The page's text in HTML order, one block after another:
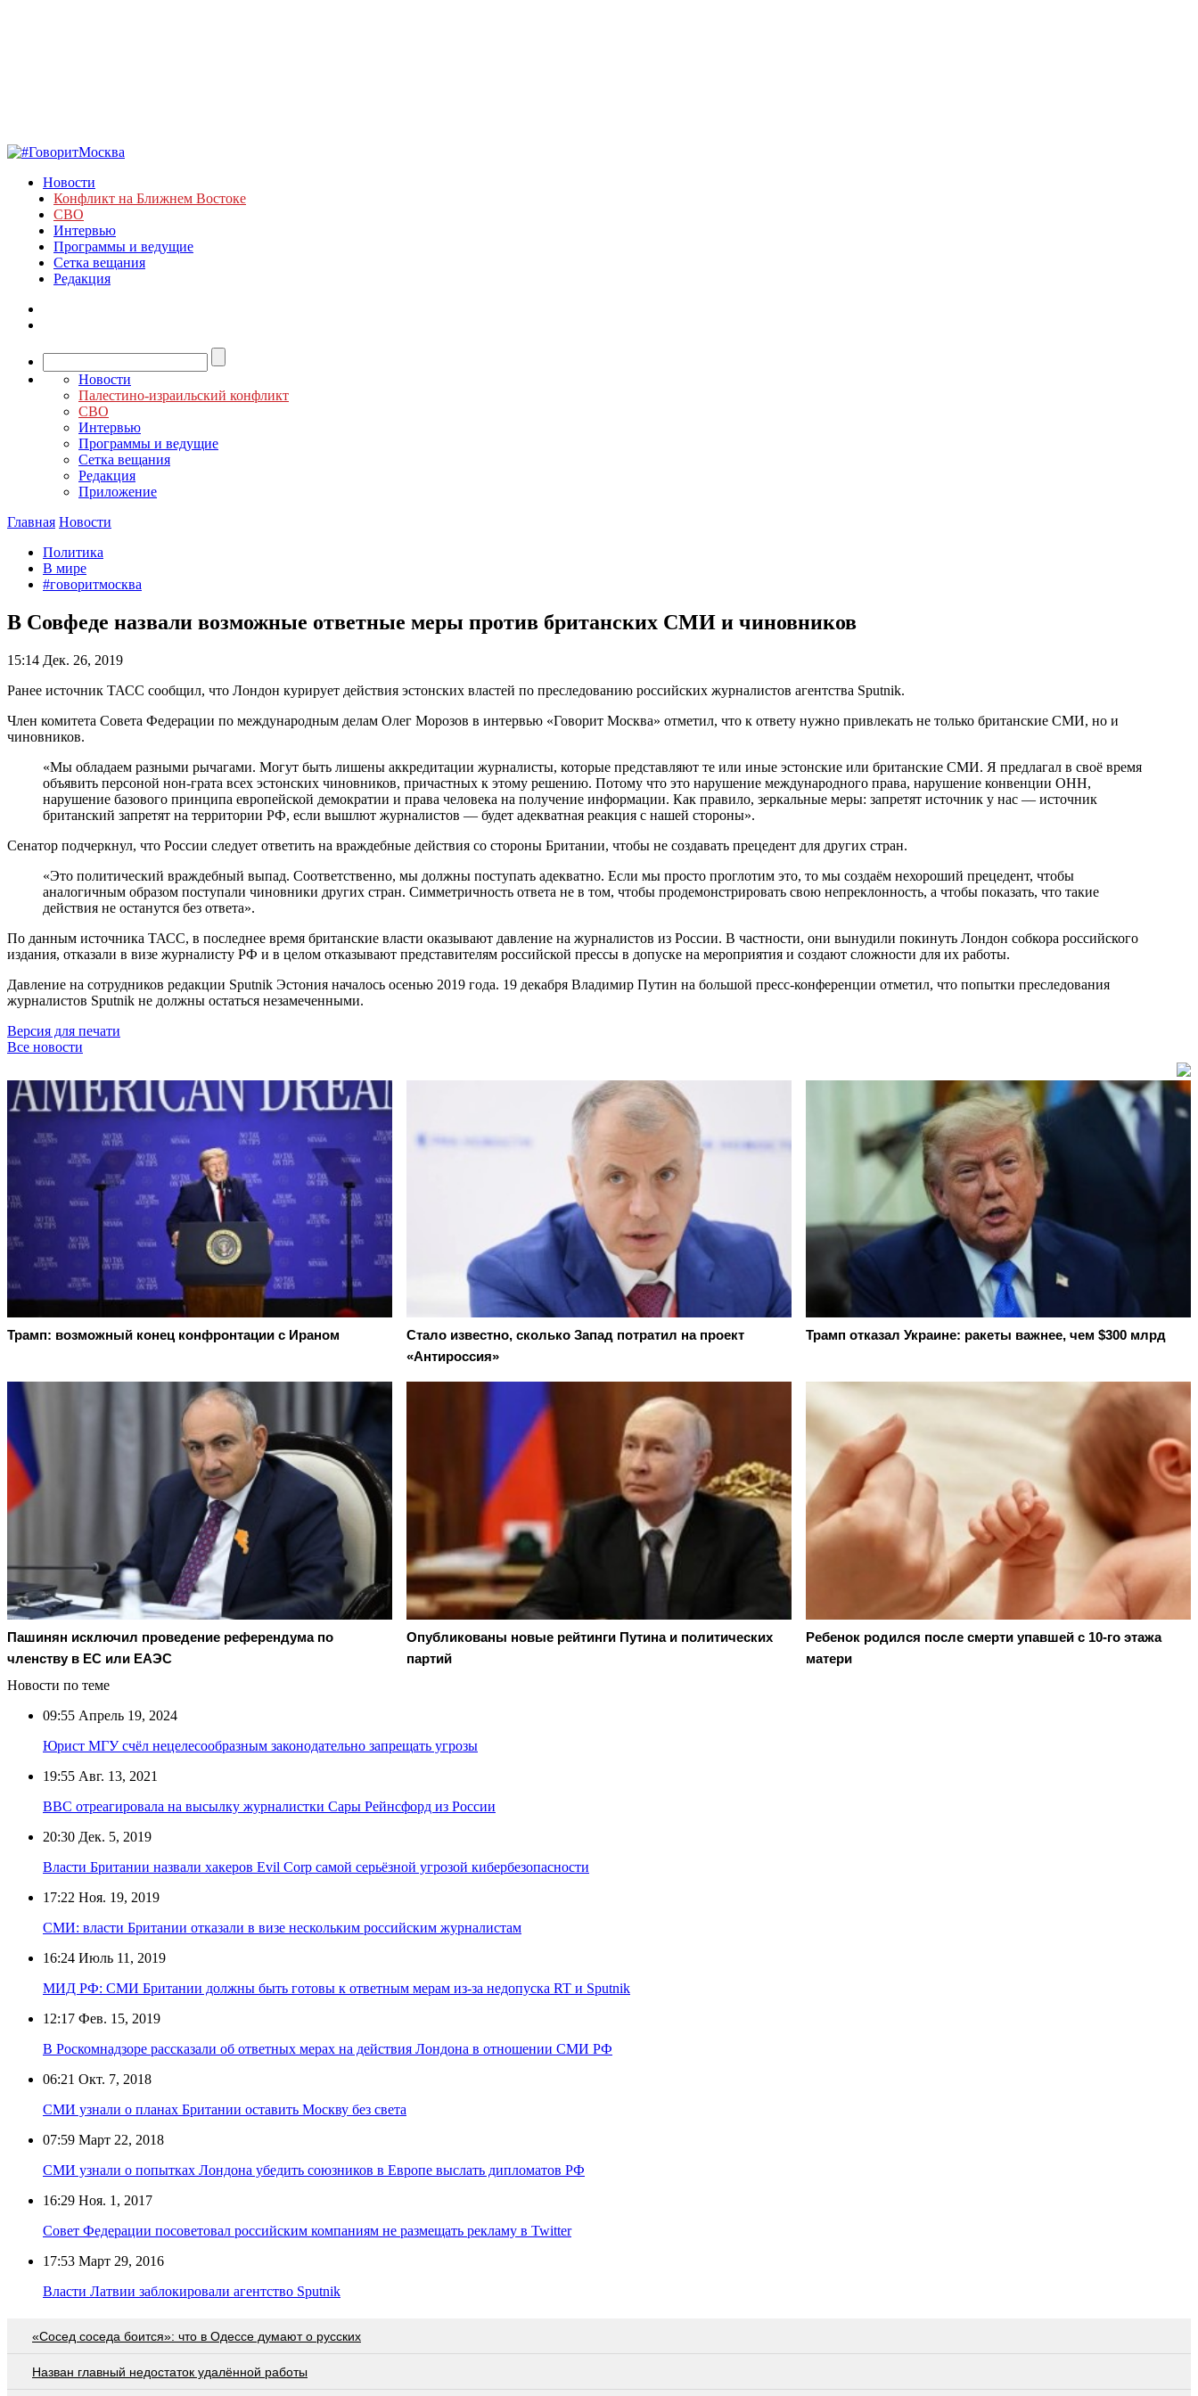
Новости
Конфликт на Ближнем Востоке
СВО
Интервью
Программы и ведущие
Сетка вещания
Редакция
Новости
Палестино-израильский конфликт
СВО
Интервью
Программы и ведущие
Сетка вещания
Редакция
Приложение
Главная Новости
Политика
В мире
#говоритмосква
В Совфеде назвали возможные ответные меры против британских СМИ и чиновников
15:14 Дек. 26, 2019
Ранее источник ТАСС сообщил, что Лондон курирует действия эстонских властей по преследованию российских журналистов агентства Sputnik.
Член комитета Совета Федерации по международным делам Олег Морозов в интервью «Говорит Москва» отметил, что к ответу нужно привлекать не только британские СМИ, но и
чиновников.
«Мы обладаем разными рычагами. Могут быть лишены аккредитации журналисты, которые представляют те или иные эстонские или британские СМИ. Я предлагал в своё время
объявить персоной нон-грата всех эстонских чиновников, причастных к этому решению. Потому что это нарушение международного права, нарушение конвенции ОНН,
нарушение базового принципа европейской демократии и права человека на получение информации. Как правило, зеркальные меры: запретят источник у нас — источник
британский запретят на территории РФ, если вышлют журналистов — будет адекватная реакция с нашей стороны».
Сенатор подчеркнул, что России следует ответить на враждебные действия со стороны Британии, чтобы не создавать прецедент для других стран.
«Это политический враждебный выпад. Соответственно, мы должны поступать адекватно. Если мы просто проглотим это, то мы создаём нехороший прецедент, чтобы
аналогичным образом поступали чиновники других стран. Симметричность ответа не в том, чтобы продемонстрировать свою непреклонность, а чтобы показать, что такие
действия не останутся без ответа».
По данным источника ТАСС, в последнее время британские власти оказывают давление на журналистов из России. В частности, они вынудили покинуть Лондон собкора российского
издания, отказали в визе журналисту РФ и в целом отказывают представителям российской прессы в допуске на мероприятия и создают сложности для их работы.
Давление на сотрудников редакции Sputnik Эстония началось осенью 2019 года. 19 декабря Владимир Путин на большой пресс-конференции отметил, что попытки преследования
журналистов Sputnik не должны остаться незамеченными.
Версия для печати
Все новости
Трамп: возможный конец конфронтации с Ираном
Стало известно, сколько Запад потратил на проект
«Антироссия»
Трамп отказал Украине: ракеты важнее, чем $300 млрд
Пашинян исключил проведение референдума по
членству в ЕС или ЕАЭС
Опубликованы новые рейтинги Путина и политических
партий
Ребенок родился после смерти упавшей с 10-го этажа
матери
Новости по теме
09:55 Апрель 19, 2024
Юрист МГУ счёл нецелесообразным законодательно запрещать угрозы
19:55 Авг. 13, 2021
BBC отреагировала на высылку журналистки Сары Рейнсфорд из России
20:30 Дек. 5, 2019
Власти Британии назвали хакеров Evil Corp самой серьёзной угрозой кибербезопасности
17:22 Ноя. 19, 2019
СМИ: власти Британии отказали в визе нескольким российским журналистам
16:24 Июль 11, 2019
МИД РФ: СМИ Британии должны быть готовы к ответным мерам из-за недопуска RT и Sputnik
12:17 Фев. 15, 2019
В Роскомнадзоре рассказали об ответных мерах на действия Лондона в отношении СМИ РФ
06:21 Окт. 7, 2018
СМИ узнали о планах Британии оставить Москву без света
07:59 Март 22, 2018
СМИ узнали о попытках Лондона убедить союзников в Европе выслать дипломатов РФ
16:29 Ноя. 1, 2017
Совет Федерации посоветовал российским компаниям не размещать рекламу в Twitter
17:53 Март 29, 2016
Власти Латвии заблокировали агентство Sputnik
«Сосед соседа боится»: что в Одессе думают о русских
Назван главный недостаток удалённой работы